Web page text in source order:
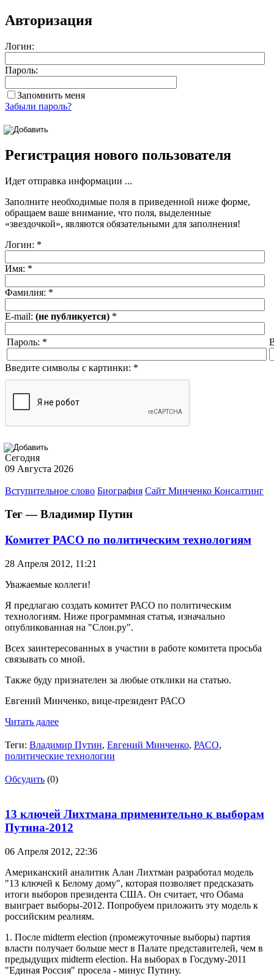
Авторизация
Логин:
Пароль:
Запомнить меня
Забыли пароль?
Регистрация нового пользователя
Идет отправка информации ...
Заполните необходимые поля в приведенной ниже форме,
обращаем ваше внимание, что поля, выделенные
«звездочкой», являются обязательными для заполнения!
Логин: *
Имя: *
Фамилия: *
E-mail: (не публикуется) *
Пароль: *
Введите символы с картинки: *
Сегодня
09 Августа 2026
Вступительное слово Биография Сайт Минченко Консалтинг
Тег — Владимир Путин
Комитет РАСО по политическим технологиям
28 Апреля 2012, 11:21
Уважаемые коллеги!
Я предлагаю создать комитет РАСО по политическим
технологиям. Ниже программная статья, изначально
опубликованная на "Слон.ру".
Всех заинтересованных в участии в работе комитета просьба
связывать со мной.
Также буду признателен за любые отклики на статью.
Евгений Минченко, вице-президент РАСО
Читать далее
Теги: Владимир Путин, Евгений Минченко, РАСО,
политические технологии
Обсудить (0)
13 ключей Лихтмана применительно к выборам
Путина-2012
06 Апреля 2012, 22:36
Американский аналитик Алан Лихтман разработал модель
"13 ключей к Белому дому", которая позволяет предсказать
итоги выборов президента США. Он считает, что Обама
выиграет выборы-2012. Попробуем приложить эту модель к
российским реалиям.
1. После midterm election (промежуточные выборы) партия
власти получает больше мест в Палате представителей, чем в
предыдущих midterm election. На выборах в Госдуму-2011
"Единая Россия" просела - минус Путину.